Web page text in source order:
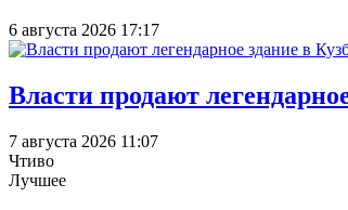
6 августа 2026 17:17
Власти продают
7 августа 2026 11:07
Чтиво
Лучшее